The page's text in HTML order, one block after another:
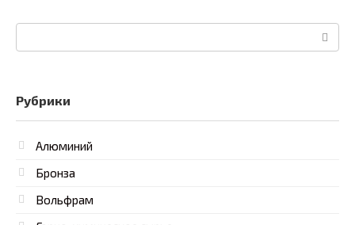
Поиск:
Рубрики
Алюминий
Бронза
Вольфрам